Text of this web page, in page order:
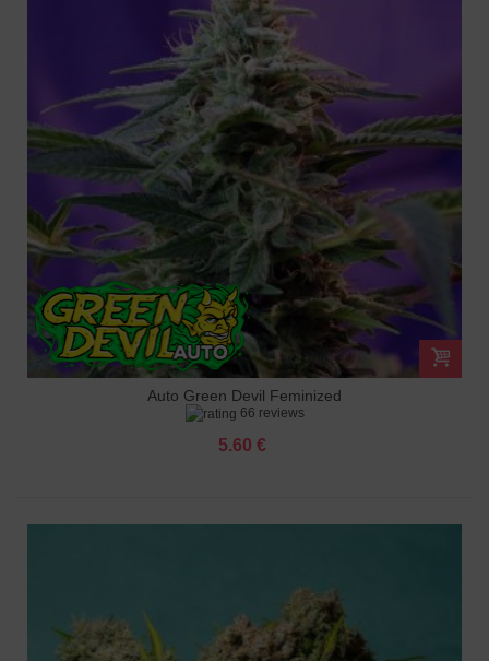
Auto Green Devil Feminized
66 reviews
5.60 €